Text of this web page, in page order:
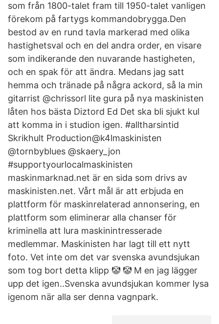
som från 1800-talet fram till 1950-talet vanligen
förekom på fartygs kommandobrygga.Den
bestod av en rund tavla markerad med olika
hastighetsval och en del andra order, en visare
som indikerande den nuvarande hastigheten,
och en spak för att ändra. Medans jag satt
hemma och tränade på några ackord, så la min
gitarrist @chrissorl lite gura på nya maskinisten
låten hos bästa Diztord Ed Det ska bli sjukt kul
att komma in i studion igen. #alltharsintid
Skrikhult Production@k4lmaskinisten
@tornbyblues @skaery_jon
#supportyourlocalmaskinisten
maskinmarknad.net är en sida som drivs av
maskinisten.net. Vårt mål är att erbjuda en
plattform för maskinrelaterad annonsering, en
plattform som eliminerar alla chanser för
kriminella att lura maskinintresserade
medlemmar. Maskinisten har lagt till ett nytt
foto. Vet inte om det var svenska avundsjukan
som tog bort detta klipp 🤡 🤡 M en jag lägger
upp det igen..Svenska avundsjukan kommer lysa
igenom när alla ser denna vagnpark.